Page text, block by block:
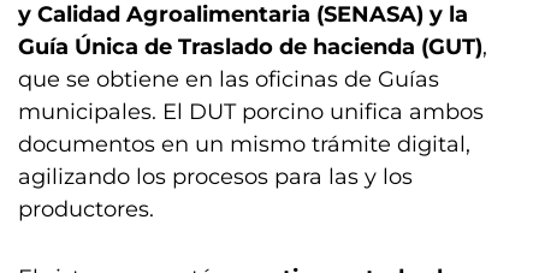
y Calidad Agroalimentaria (SENASA) y la
Guía Única de Traslado de hacienda (GUT),
que se obtiene en las oficinas de Guías
municipales. El DUT porcino unifica ambos
documentos en un mismo trámite digital,
agilizando los procesos para las y los
productores.